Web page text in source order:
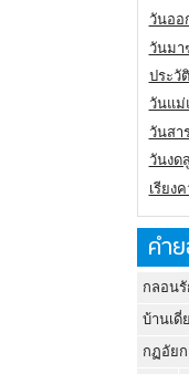
วันออ
วันมา
ประวั
วันแม่
วันสา
วันงด
เรียง
คำ
กลอน
บ้านเดี่
กฏอัย